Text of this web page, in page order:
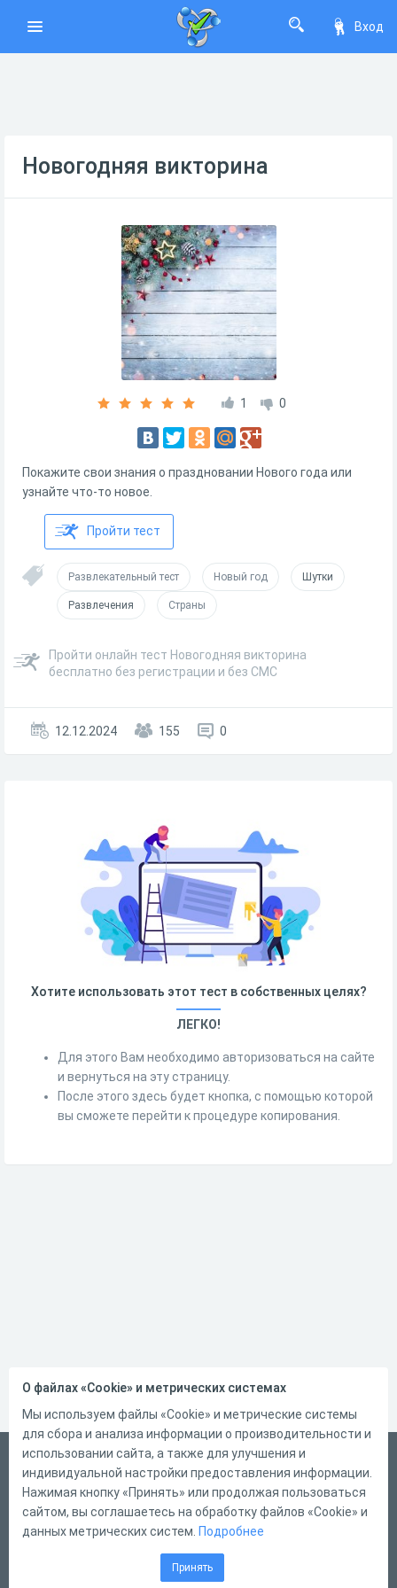
Вход
Новогодняя викторина
1 0
Покажите свои знания о праздновании Нового года или
узнайте что-то новое.
Пройти тест
Развлекательный тест Новый год Шутки
Развлечения Страны
Пройти онлайн тест Новогодняя викторина
бесплатно без регистрации и без СМС
12.12.2024 155 0
Хотите использовать этот тест в собственных целях?
ЛЕГКО!
Для этого Вам необходимо авторизоваться на сайте
и вернуться на эту страницу.
После этого здесь будет кнопка, с помощью которой
вы сможете перейти к процедуре копирования.
Русский
Справка
Форма обратной связи
О файлах «Cookie» и метрических системах
Мы используем файлы «Cookie» и метрические системы
для сбора и анализа информации о производительности и
использовании сайта, а также для улучшения и
индивидуальной настройки предоставления информации.
Нажимая кнопку «Принять» или продолжая пользоваться
сайтом, вы соглашаетесь на обработку файлов «Cookie» и
данных метрических систем. Подробнее
Принять